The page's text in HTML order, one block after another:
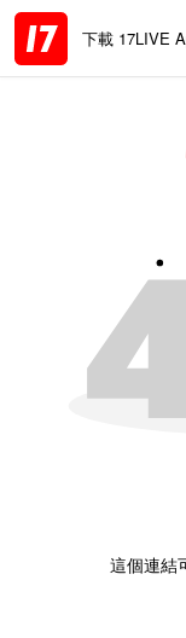
下載 17LIVE
這個連結